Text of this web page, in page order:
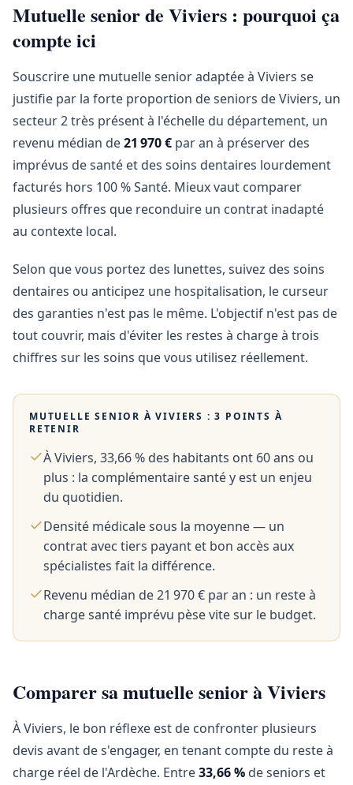
Mutuelle senior de Viviers : pourquoi ça
compte ici
Souscrire une mutuelle senior adaptée à Viviers se
justifie par la forte proportion de seniors de Viviers, un
secteur 2 très présent à l'échelle du département, un
revenu médian de21 970 € par an à préserver des
imprévus de santé et des soins dentaires lourdement
facturés hors 100 % Santé. Mieux vaut comparer
plusieurs offres que reconduire un contrat inadapté
au contexte local.
Selon que vous portez des lunettes, suivez des soins
dentaires ou anticipez une hospitalisation, le curseur
des garanties n'est pas le même. L'objectif n'est pas de
tout couvrir, mais d'éviter les restes à charge à trois
chiffres sur les soins que vous utilisez réellement.
MUTUELLE SENIOR ÀVIVIERS : 3 POINTS À
RETENIR
À Viviers, 33,66 % des habitants ont 60 ans ou
plus : la complémentaire santé y est un enjeu
du quotidien.
Densité médicale sous la moyenne — un
contrat avec tiers payant et bon accès aux
spécialistes fait la différence.
Revenu médian de 21 970 € par an : un reste à
charge santé imprévu pèse vite sur le budget.
Comparer sa mutuelle senior à Viviers
À Viviers, le bon réflexe est de confronter plusieurs
devis avant de s'engager, en tenant compte du reste à
charge réel de l'Ardèche. Entre33,66 % de seniors et